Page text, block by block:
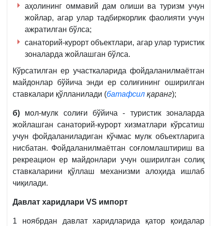
аҳолининг оммавий дам олиши ва туризм учун
жойлар, агар улар тадбиркорлик фаолияти учун
ажратилган бўлса;
санаторий-курорт объектлари, агар улар туристик
зоналарда жойлашган бўлса.
Кўрсатилган ер участкаларида фойдаланилмаётган
майдонлар бўйича энди ер солиғининг оширилган
ставкалари қўлланилади (батафсил қаранг);
б) мол-мулк солиғи бўйича - туристик зоналарда
жойлашган санаторий-курорт хизматлари кўрсатиш
учун фойдаланиладиган кўчмас мулк объектларига
нисбатан. Фойдаланилмаётган соғломлаштириш ва
рекреацион ер майдонлари учун оширилган солиқ
ставкаларини қўллаш механизми алоҳида ишлаб
чиқилади.
Давлат харидлари VS импорт
1 ноябрдан давлат харидларида қатор қоидалар